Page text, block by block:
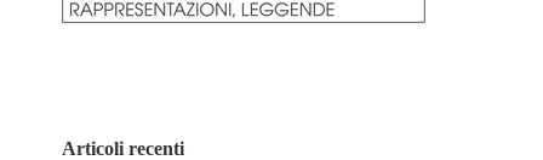
Articoli recenti